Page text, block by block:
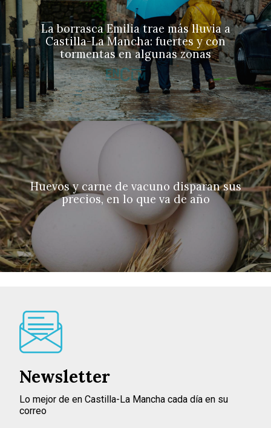
La borrasca Emilia trae más lluvia a
Castilla-La Mancha: fuertes y con
tormentas en algunas zonas
Huevos y carne de vacuno disparan sus
precios, en lo que va de año
Newsletter
Lo mejor de en Castilla-La Mancha cada día en su
correo